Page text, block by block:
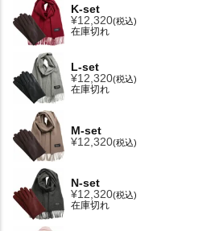
K-set
¥12,320 税込
在庫切れ
L-set
¥12,320 税込
在庫切れ
M-set
¥12,320 税込
N-set
¥12,320 税込
在庫切れ